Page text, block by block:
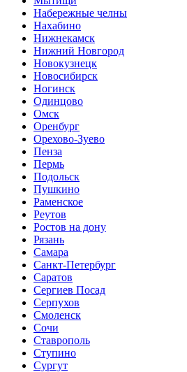
Набережные челны
Нахабино
Нижнекамск
Нижний Новгород
Новокузнецк
Новосибирск
Ногинск
Одинцово
Омск
Оренбург
Орехово-Зуево
Пенза
Пермь
Подольск
Пушкино
Раменское
Реутов
Ростов на дону
Рязань
Самара
Санкт-Петербург
Саратов
Сергиев Посад
Серпухов
Смоленск
Сочи
Ставрополь
Ступино
Сургут